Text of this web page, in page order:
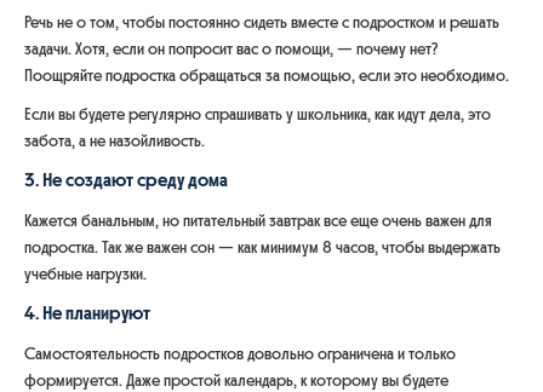
Речь не о том, чтобы постоянно сидеть вместе с подростком и решать
задачи. Хотя, если он попросит вас о помощи, — почему нет?
Поощряйте подростка обращаться за помощью, если это необходимо.
Если вы будете регулярно спрашивать у школьника, как идут дела, это
забота, а не назойливость.
3. Не создают среду дома
Кажется банальным, но питательный завтрак все еще очень важен для
подростка. Так же важен сон — как минимум 8 часов, чтобы выдержать
учебные нагрузки.
4. Не планируют
Самостоятельность подростков довольно ограничена и только
формируется. Даже простой календарь, к которому вы будете